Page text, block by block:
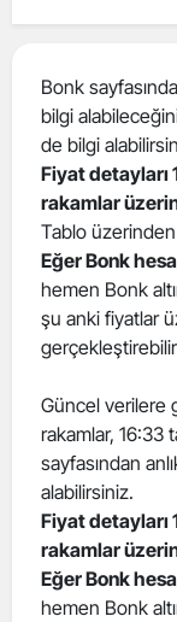
Bonk
bilgi
de bilgi
Fiyat detayları
rakamlar
Tablo
Eğer Bonk
hemen Bonk
şu anki fiyatlar
Güncel verilere
rakamlar, 16:33
sayfasından
alabilirsiniz.
Fiyat detayları
rakamlar
Eğer Bonk
hemen Bonk